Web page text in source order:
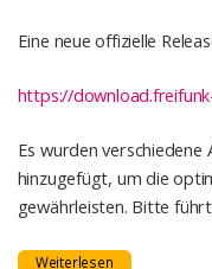
Eine neue offizielle
https://
Es wurden verschiedene
hinzugefügt, um die
gewährleisten. Bitte
Weiterlesen